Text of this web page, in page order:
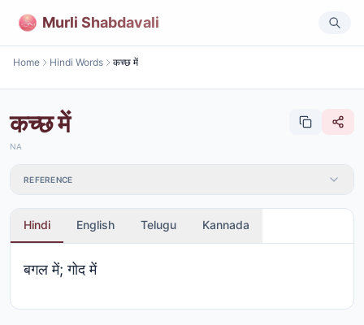
Murli Shabdavali
Home Hindi Words कच्छ में
कच्छ में
NA
REFERENCE
Hindi English Telugu Kannada
बगल में; गोद में